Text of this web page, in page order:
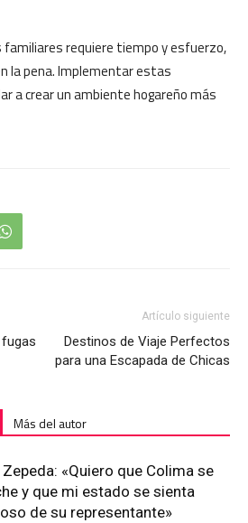
familiares requiere tiempo y esfuerzo,
la pena. Implementar estas
a crear un ambiente hogareño más
Artículo siguiente
Destinos de Viaje Perfectos
para una Escapada de Chicas
Más del autor
«Quiero que Colima se
y que mi estado se sienta
de su representante»